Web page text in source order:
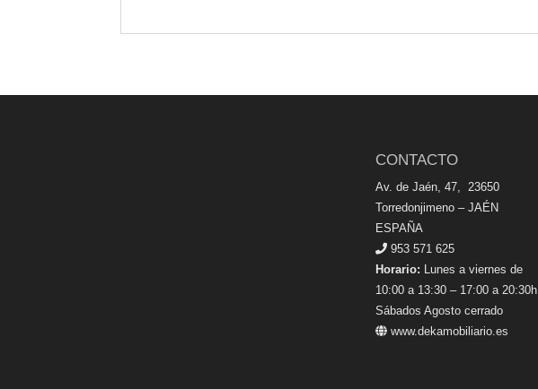
CONTACTO
Av. de Jaén, 47, 23650
Torredonjimeno – JAÉN
ESPAÑA
953 571 625
Horario: Lunes a viernes de
10:00 a 13:30 – 17:00 a 20:30h
Sábados Agosto cerrado
www.dekamobiliario.es